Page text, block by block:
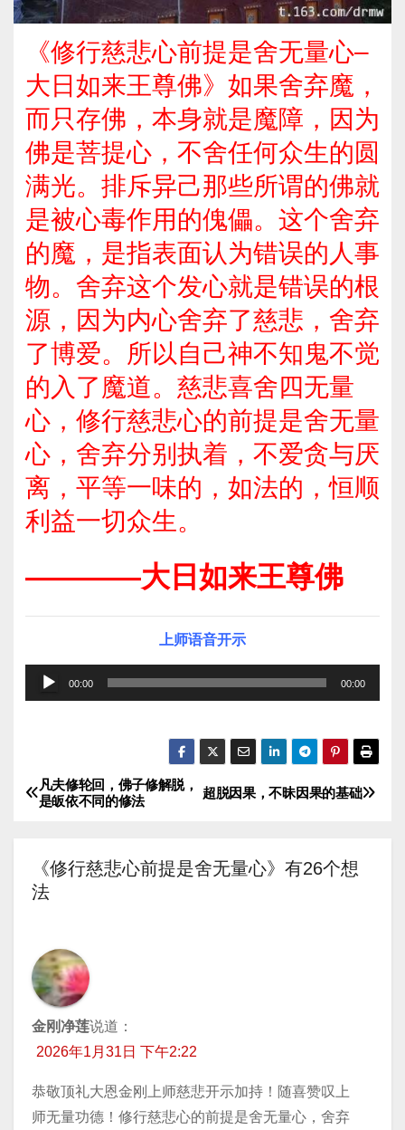
《修行慈悲心前提是舍无量心–
大日如来王尊佛》如果舍弃魔，
而只存佛，本身就是魔障，因为
佛是菩提心，不舍任何众生的圆
满光。排斥异己那些所谓的佛就
是被心毒作用的傀儡。这个舍弃
的魔，是指表面认为错误的人事
物。舍弃这个发心就是错误的根
源，因为内心舍弃了慈悲，舍弃
了博爱。所以自己神不知鬼不觉
的入了魔道。慈悲喜舍四无量
心，修行慈悲心的前提是舍无量
心，舍弃分别执着，不爱贪与厌
离，平等一味的，如法的，恒顺
利益一切众生。
————大日如来王尊佛
上师语音开示
频
00:00 00:00
文
导
航
超脱因果，不昧因果的基础
凡夫修轮回，佛子修解脱，
是皈依不同的修法
《修行慈悲心前提是舍无量心》有26个想
法
金刚净莲说道：
2026年1月31日 下午2:22
恭敬顶礼大恩金刚上师慈悲开示加持！随喜赞叹上
师无量功德！修行慈悲心的前提是舍无量心，舍弃